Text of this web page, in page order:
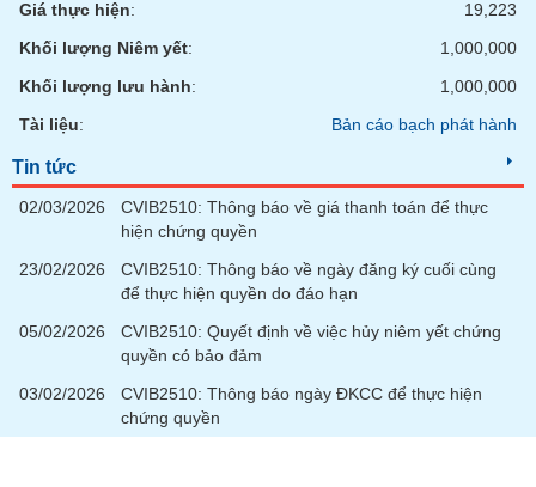
Giá thực hiện:
19,223
Khối lượng Niêm yết:
1,000,000
Khối lượng lưu hành:
1,000,000
Tài liệu: Bản cáo bạch phát hành
Tin tức
02/03/2026
CVIB2510: Thông báo về giá thanh toán để thực
hiện chứng quyền
23/02/2026
CVIB2510: Thông báo về ngày đăng ký cuối cùng
để thực hiện quyền do đáo hạn
05/02/2026
CVIB2510: Quyết định về việc hủy niêm yết chứng
quyền có bảo đảm
03/02/2026
CVIB2510: Thông báo ngày ĐKCC để thực hiện
chứng quyền